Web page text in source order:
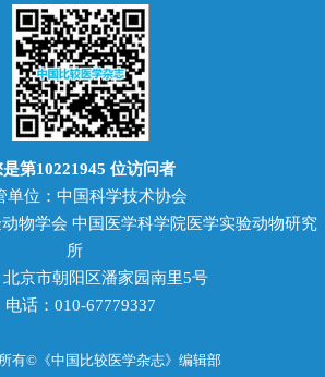
是第10221945 位访问者
单位：中国科学技术协会
物学会 中国医学科学院医学实验动物研究
所
京市朝阳区潘家园南里5号
电话：010-67779337
有©《中国比较医学杂志》编辑部